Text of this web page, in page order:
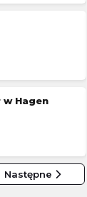
w Hagen
Następne